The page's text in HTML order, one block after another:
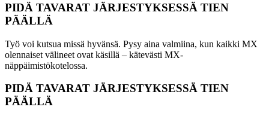
PIDÄ TAVARAT JÄRJESTYKSESSÄ TIEN
PÄÄLLÄ
Työ voi kutsua missä hyvänsä. Pysy aina valmiina, kun kaikki MX
olennaiset välineet ovat käsillä – kätevästi MX-
näppäimistökotelossa.
PIDÄ TAVARAT JÄRJESTYKSESSÄ TIEN
PÄÄLLÄ